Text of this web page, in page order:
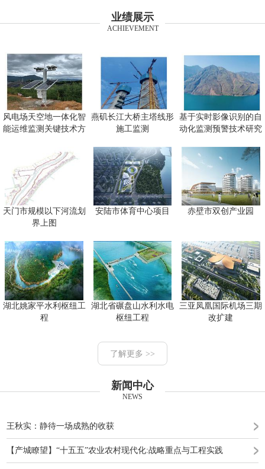
业绩展示
ACHIEVEMENT
风电场天空地一体化智
能运维监测关键技术方
燕矶长江大桥主塔线形
施工监测
基于实时影像识别的自
动化监测预警技术研究
天门市规模以下河流划
界上图
安陆市体育中心项目 赤壁市双创产业园
湖北姚家平水利枢纽工
程
湖北省碾盘山水利水电
枢纽工程
三亚凤凰国际机场三期
改扩建
了解更多 >>
新闻中心
NEWS
王秋实：静待一场成熟的收获
【产城瞭望】“十五五”农业农村现代化:战略重点与工程实践